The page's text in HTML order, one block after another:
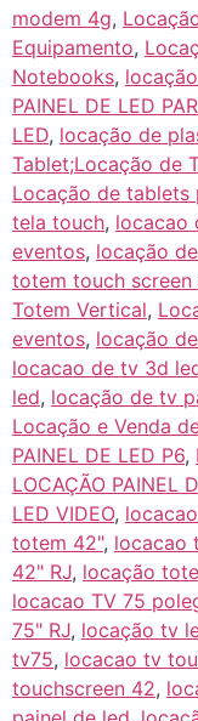
modem 4g,
Equipamento,
Notebooks,
PAINEL DE LED
LED, locação de
Tablet;Locação de
Locação de tablets
tela touch, locacao
eventos, locação
totem touch
Totem Vertical,
eventos, locação
locacao de tv 3d
led, locação de tv
Locação e Venda
PAINEL DE LED P6,
LOCAÇÃO PAINEL
LED VIDEO,
totem 42", locacao
42" RJ, locação
locacao TV 75
75" RJ, locação tv
tv75, locacao tv
touchscreen 42,